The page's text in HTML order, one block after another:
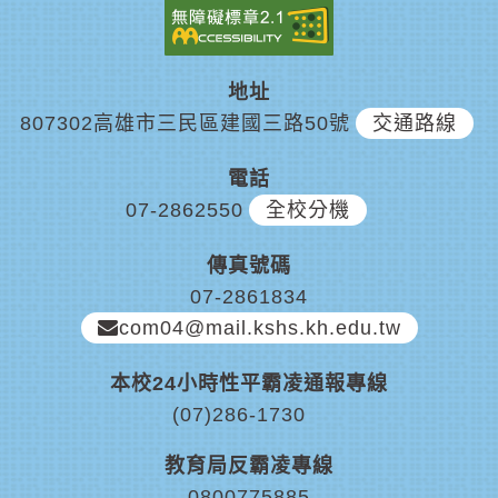
地址
807302高雄市三民區建國三路50號
交通路線
電話
07-2862550
全校分機
傳真號碼
07-2861834
com04@mail.kshs.kh.edu.tw
本校24小時性平霸凌通報專線
(07)286-1730
教育局反霸凌專線